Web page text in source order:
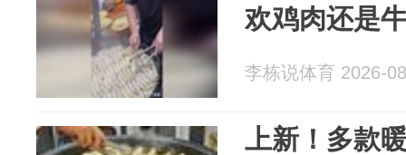
欢鸡肉还是
李栋说体育 2026-
上新！多款